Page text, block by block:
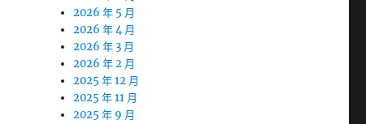
2026 年 5 月
2026 年 4 月
2026 年 3 月
2026 年 2 月
2025 年 12 月
2025 年 11 月
2025 年 9 月